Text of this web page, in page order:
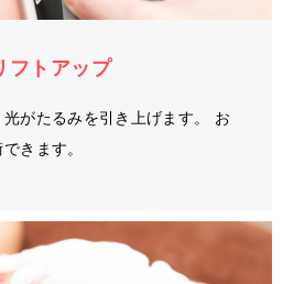
フトアップ
がたるみを引き上げます。 お
きます。